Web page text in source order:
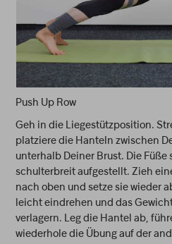
Push Up Row
Geh in die Liegestützposition.
platziere die Hanteln zwischen
unterhalb Deiner Brust. Die Füße
schulterbreit aufgestellt. Zieh
nach oben und setze sie wieder
leicht eindrehen und das
verlagern. Leg die Hantel ab,
wiederhole die Übung auf der